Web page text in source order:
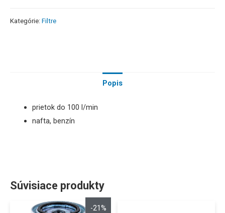
Kategórie: Filtre
Popis
prietok do 100 l/min
nafta, benzín
Súvisiace produkty
-21%